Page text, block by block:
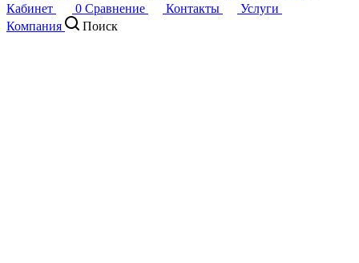
Кабинет
0 Сравнение Контакты
Услуги
Компания
Поиск